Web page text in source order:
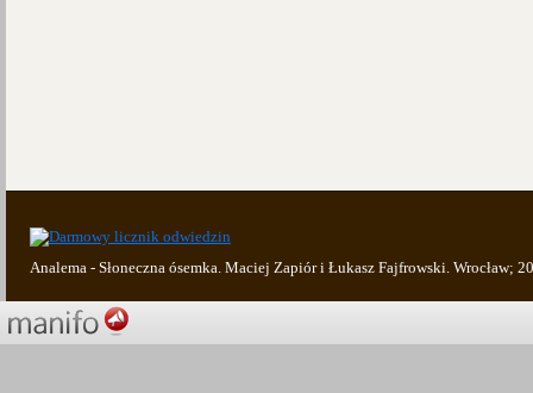
Analema - Słoneczna ósemka. Maciej Zapiór i Łukasz Fajfrowski. Wrocław;